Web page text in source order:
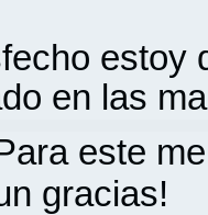
estoy
en las
este
gracias!